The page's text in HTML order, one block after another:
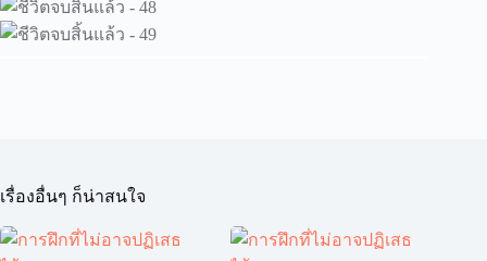
เรื่องอื่นๆ ก็น่าสนใจ